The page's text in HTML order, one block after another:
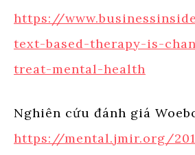
https://
text-based-therapy-is-
treat-mental-health
Nghiên cứu đánh giá
https://mental.jmir.org/